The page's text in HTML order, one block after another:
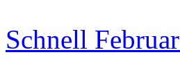
Schnell